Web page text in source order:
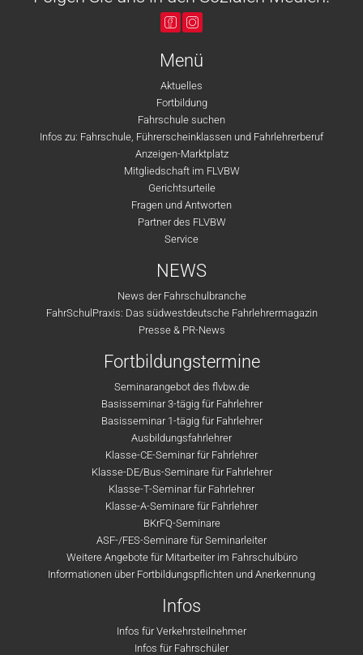
Menü
Aktuelles
Fortbildung
Fahrschule suchen
Infos zu: Fahrschule, Führerscheinklassen und Fahrlehrerberuf
Anzeigen-Marktplatz
Mitgliedschaft im FLVBW
Gerichtsurteile
Fragen und Antworten
Partner des FLVBW
Service
NEWS
News der Fahrschulbranche
FahrSchulPraxis: Das südwestdeutsche Fahrlehrermagazin
Presse & PR-News
Fortbildungstermine
Seminarangebot des flvbw.de
Basisseminar 3-tägig für Fahrlehrer
Basisseminar 1-tägig für Fahrlehrer
Ausbildungsfahrlehrer
Klasse-CE-Seminar für Fahrlehrer
Klasse-DE/Bus-Seminare für Fahrlehrer
Klasse-T-Seminar für Fahrlehrer
Klasse-A-Seminare für Fahrlehrer
BKrFQ-Seminare
ASF-/FES-Seminare für Seminarleiter
Weitere Angebote für Mitarbeiter im Fahrschulbüro
Informationen über Fortbildungspflichten und Anerkennung
Infos
Infos für Verkehrsteilnehmer
Infos für Fahrschüler